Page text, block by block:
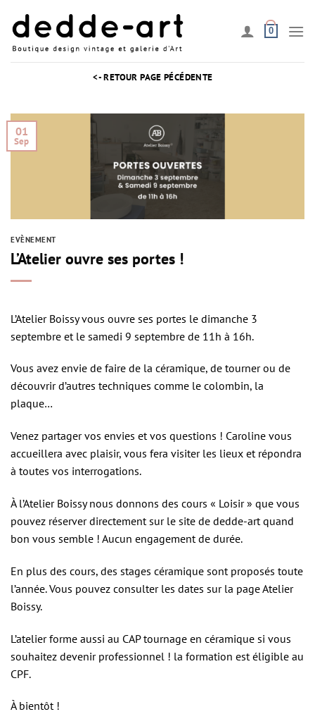
contenu
0
<- RETOUR PAGE PÉCÉDENTE
01
Sep
EVÈNEMENT
L’Atelier ouvre ses portes !
L’Atelier Boissy vous ouvre ses portes le dimanche 3
septembre et le samedi 9 septembre de 11h à 16h.
Vous avez envie de faire de la céramique, de tourner ou de
découvrir d’autres techniques comme le colombin, la
plaque…
Venez partager vos envies et vos questions ! Caroline vous
accueillera avec plaisir, vous fera visiter les lieux et répondra
à toutes vos interrogations.
À l’Atelier Boissy nous donnons des cours « Loisir » que vous
pouvez réserver directement sur le site de dedde-art quand
bon vous semble ! Aucun engagement de durée.
En plus des cours, des stages céramique sont proposés toute
l’année. Vous pouvez consulter les dates sur la page Atelier
Boissy.
L’atelier forme aussi au CAP tournage en céramique si vous
souhaitez devenir professionnel ! la formation est éligible au
CPF.
À bientôt !